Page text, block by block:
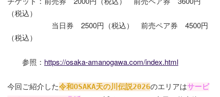
（税込）
当日券 2500円（税込） 前売ペア券 4500円
（税込）
参照： https://osaka-amanogawa.com/index.html
今回ご紹介した令和OSAKA天の川伝説2026のエリアはサービ